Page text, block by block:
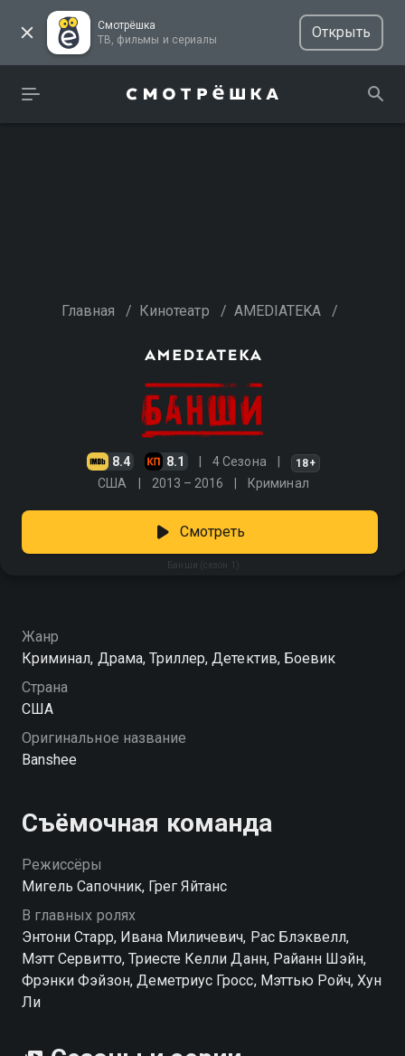
Смотрёшка
ТВ, фильмы и сериалы
Открыть
Главная / Кинотеатр / AMEDIATEKA /
8.4 8.1 4 Сезона 18+
США 2013 – 2016 Криминал
Банши (сезон 1)
Смотреть
Жанр
Криминал, Драма, Триллер, Детектив, Боевик
Страна
США
Оригинальное название
Banshee
Съёмочная команда
Режиссёры
Мигель Сапочник, Грег Яйтанс
В главных ролях
Энтони Старр, Ивана Миличевич, Рас Блэквелл,
Мэтт Сервитто, Триесте Келли Данн, Райанн Шэйн,
Фрэнки Фэйзон, Деметриус Гросс, Мэттью Ройч, Хун
Ли